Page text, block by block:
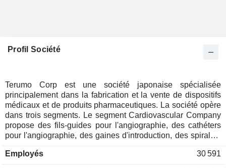
Profil Société
Terumo Corp est une société japonaise spécialisée
principalement dans la fabrication et la vente de dispositifs
médicaux et de produits pharmaceutiques. La société opère
dans trois segments. Le segment Cardiovascular Company
propose des fils-guides pour l'angiographie, des cathéters
pour l'angiographie, des gaines d'introduction, des spirales,
traitement des anévrismes cérébraux, ainsi que des
Employés 30 591